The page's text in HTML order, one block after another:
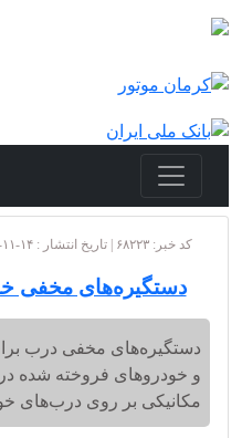
کد خبر: ۶۸۲۲۳ | تاریخ انتشار : ۱۴-۱۱-۱۴۰۴ - ۱۰:۵۸ |
دستگیره‌های مخفی
دستگیره‌های مخفی درب
و خودروهای فروخته شده
مکانیکی بر روی درب‌های